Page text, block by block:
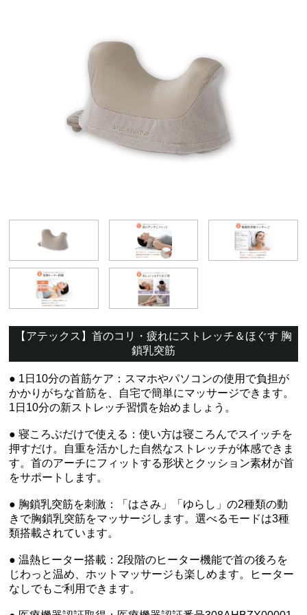
【アテックス】首のコリ・疲れにストレッチ＆ほぐす 胸
鎖乳突筋
● 1日10分の首筋ケア：スマホやパソコンの使用で負担が
かかりがちな首筋を、自宅で簡単にマッサージできます。
1日10分の新ストレッチ習慣を始めましょう。
● 寝ころぶだけで使える：使い方は寝ころんでスイッチを
押すだけ。自重を活かした自然なストレッチが体感できま
す。首のアーチにフィットする形状とクッション素材が首
をサポートします。
● 胸鎖乳突筋を刺激：「はさみ」「ゆらし」の2種類の動
きで胸鎖乳突筋をマッサージします。選べるモードは3種
類搭載されています。
● 温熱ヒーター搭載：2段階のヒーター機能で首の後ろを
じわっと温め、ホットマッサージも楽しめます。ヒーター
なしでもご利用できます。